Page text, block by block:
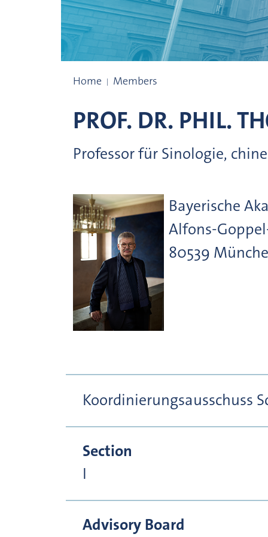
Home Members
PROF. DR. PHIL.
Professor für Sinologie,
Bayerische
Alfons-
80539
Koordinierungsausschuss
Section
I
Advisory Board